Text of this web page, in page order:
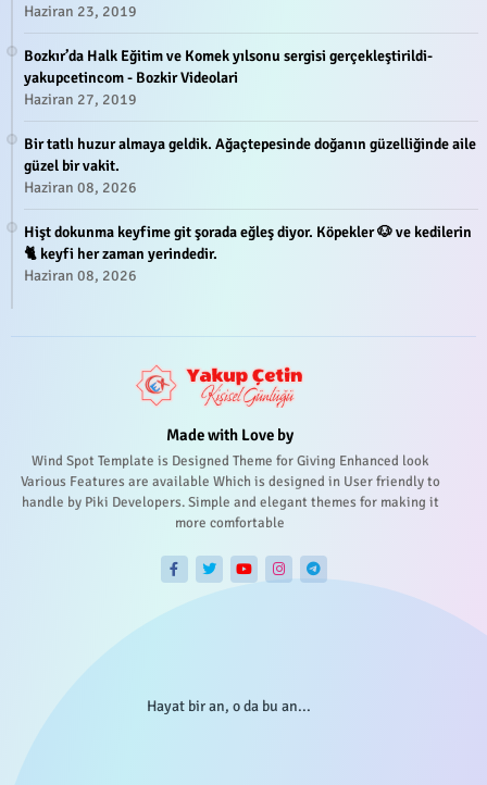
Haziran 23, 2019
Bozkır’da Halk Eğitim ve Komek yılsonu sergisi gerçekleştirildi-
yakupcetincom - Bozkir Videolari
Haziran 27, 2019
Bir tatlı huzur almaya geldik. Ağaçtepesinde doğanın güzelliğinde aile
güzel bir vakit.
Haziran 08, 2026
Hişt dokunma keyfime git şorada eğleş diyor. Köpekler 🐶 ve kedilerin
🐈 keyfi her zaman yerindedir.
Haziran 08, 2026
Made with Love by
Wind Spot Template is Designed Theme for Giving Enhanced look
Various Features are available Which is designed in User friendly to
handle by Piki Developers. Simple and elegant themes for making it
more comfortable
Hayat bir an, o da bu an...